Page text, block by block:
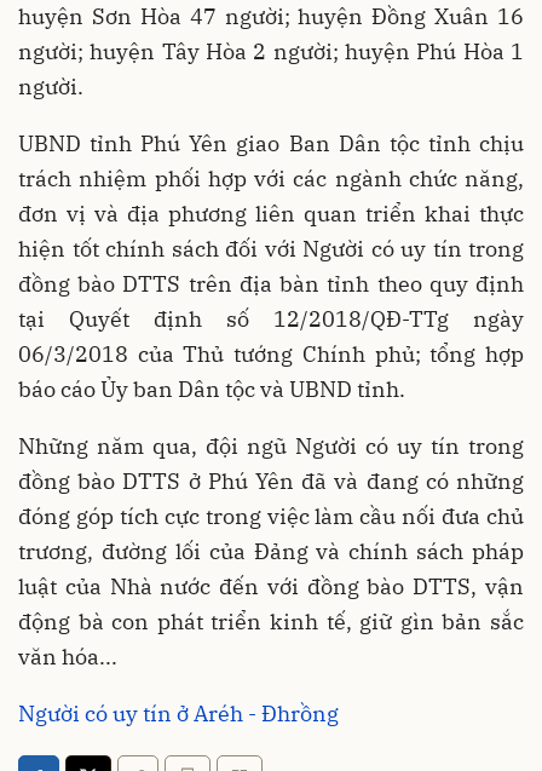
huyện Sơn Hòa 47 người; huyện Đồng Xuân 16
người; huyện Tây Hòa 2 người; huyện Phú Hòa 1
người.
UBND tỉnh Phú Yên giao Ban Dân tộc tỉnh chịu
trách nhiệm phối hợp với các ngành chức năng,
đơn vị và địa phương liên quan triển khai thực
hiện tốt chính sách đối với Người có uy tín trong
đồng bào DTTS trên địa bàn tỉnh theo quy định
tại Quyết định số 12/2018/QĐ-TTg ngày
06/3/2018 của Thủ tướng Chính phủ; tổng hợp
báo cáo Ủy ban Dân tộc và UBND tỉnh.
Những năm qua, đội ngũ Người có uy tín trong
đồng bào DTTS ở Phú Yên đã và đang có những
đóng góp tích cực trong việc làm cầu nối đưa chủ
trương, đường lối của Đảng và chính sách pháp
luật của Nhà nước đến với đồng bào DTTS, vận
động bà con phát triển kinh tế, giữ gìn bản sắc
văn hóa...
Người có uy tín ở Aréh - Đhrồng